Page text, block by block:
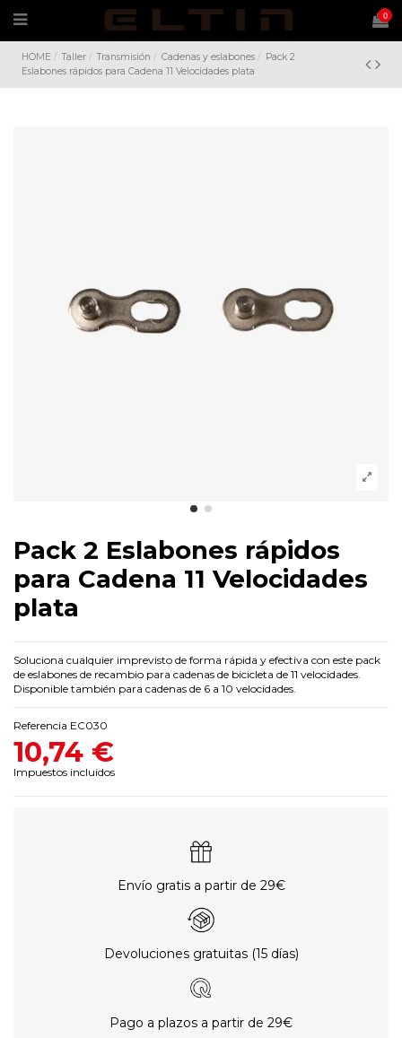
0
HOME Taller Transmisión Cadenas y eslabones
Pack 2
Eslabones rápidos para Cadena 11 Velocidades plata
Pack 2 Eslabones rápidos
para Cadena 11 Velocidades
plata
Soluciona cualquier imprevisto de forma rápida y efectiva con este pack
de eslabones de recambio para cadenas de bicicleta de 11 velocidades.
Disponible también para cadenas de 6 a 10 velocidades.
Referencia EC030
10,74 €
Impuestos incluidos
Envío gratis a partir de 29€
Devoluciones gratuitas (15 días)
Pago a plazos a partir de 29€